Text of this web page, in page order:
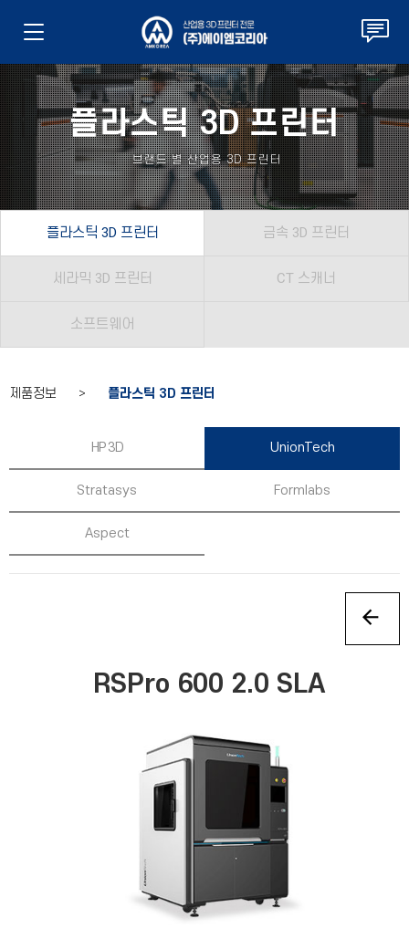
플라스틱 3D 프린터
브랜드 별 산업용 3D 프린터
플라스틱 3D 프린터 금속 3D 프린터
세라믹 3D 프린터 CT 스캐너
소프트웨어
제품정보 > 플라스틱 3D 프린터
HP 3D UnionTech
Stratasys Formlabs
Aspect
RSPro 600 2.0 SLA